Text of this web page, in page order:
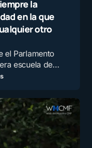
la
en la que
otro
el Parlamento
escuela de…